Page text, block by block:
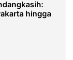
hingga